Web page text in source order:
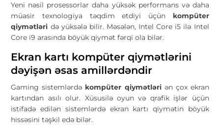
Yeni nəsil prosessorlar daha yüksək performans və daha
müasir texnologiya təqdim etdiyi üçün kompüter
qiymətləri də yüksələ bilir. Məsələn, Intel Core i5 ilə Intel
Core i9 arasında böyük qiymət fərqi ola bilər.
Ekran kartı kompüter qiymətlərini
dəyişən əsas amillərdəndir
Gaming sistemlərdə kompüter qiymətləriən çox ekran
kartından asılı olur. Xüsusilə oyun və qrafik işlər üçün
istifadə edilən sistemlərdə ekran kartı qiymətin böyük
hissəsini təşkil edə bilər.